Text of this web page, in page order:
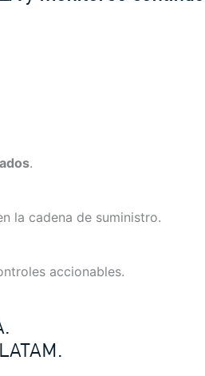
.
la cadena de suministro.
accionables.